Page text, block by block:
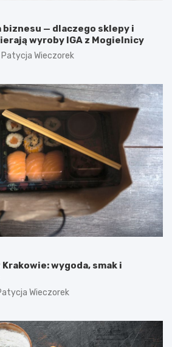
— dlaczego sklepy i
wyroby IGA z Mogielnicy
Patycja Wieczorek
wygoda, smak i
Wieczorek